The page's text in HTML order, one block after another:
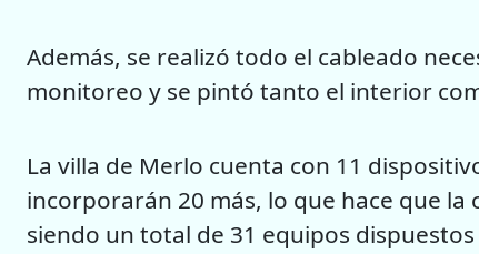
Además, se realizó todo el cableado
monitoreo y se pintó tanto el interior
La villa de Merlo cuenta con 11
incorporarán 20 más, lo que hace que
siendo un total de 31 equipos